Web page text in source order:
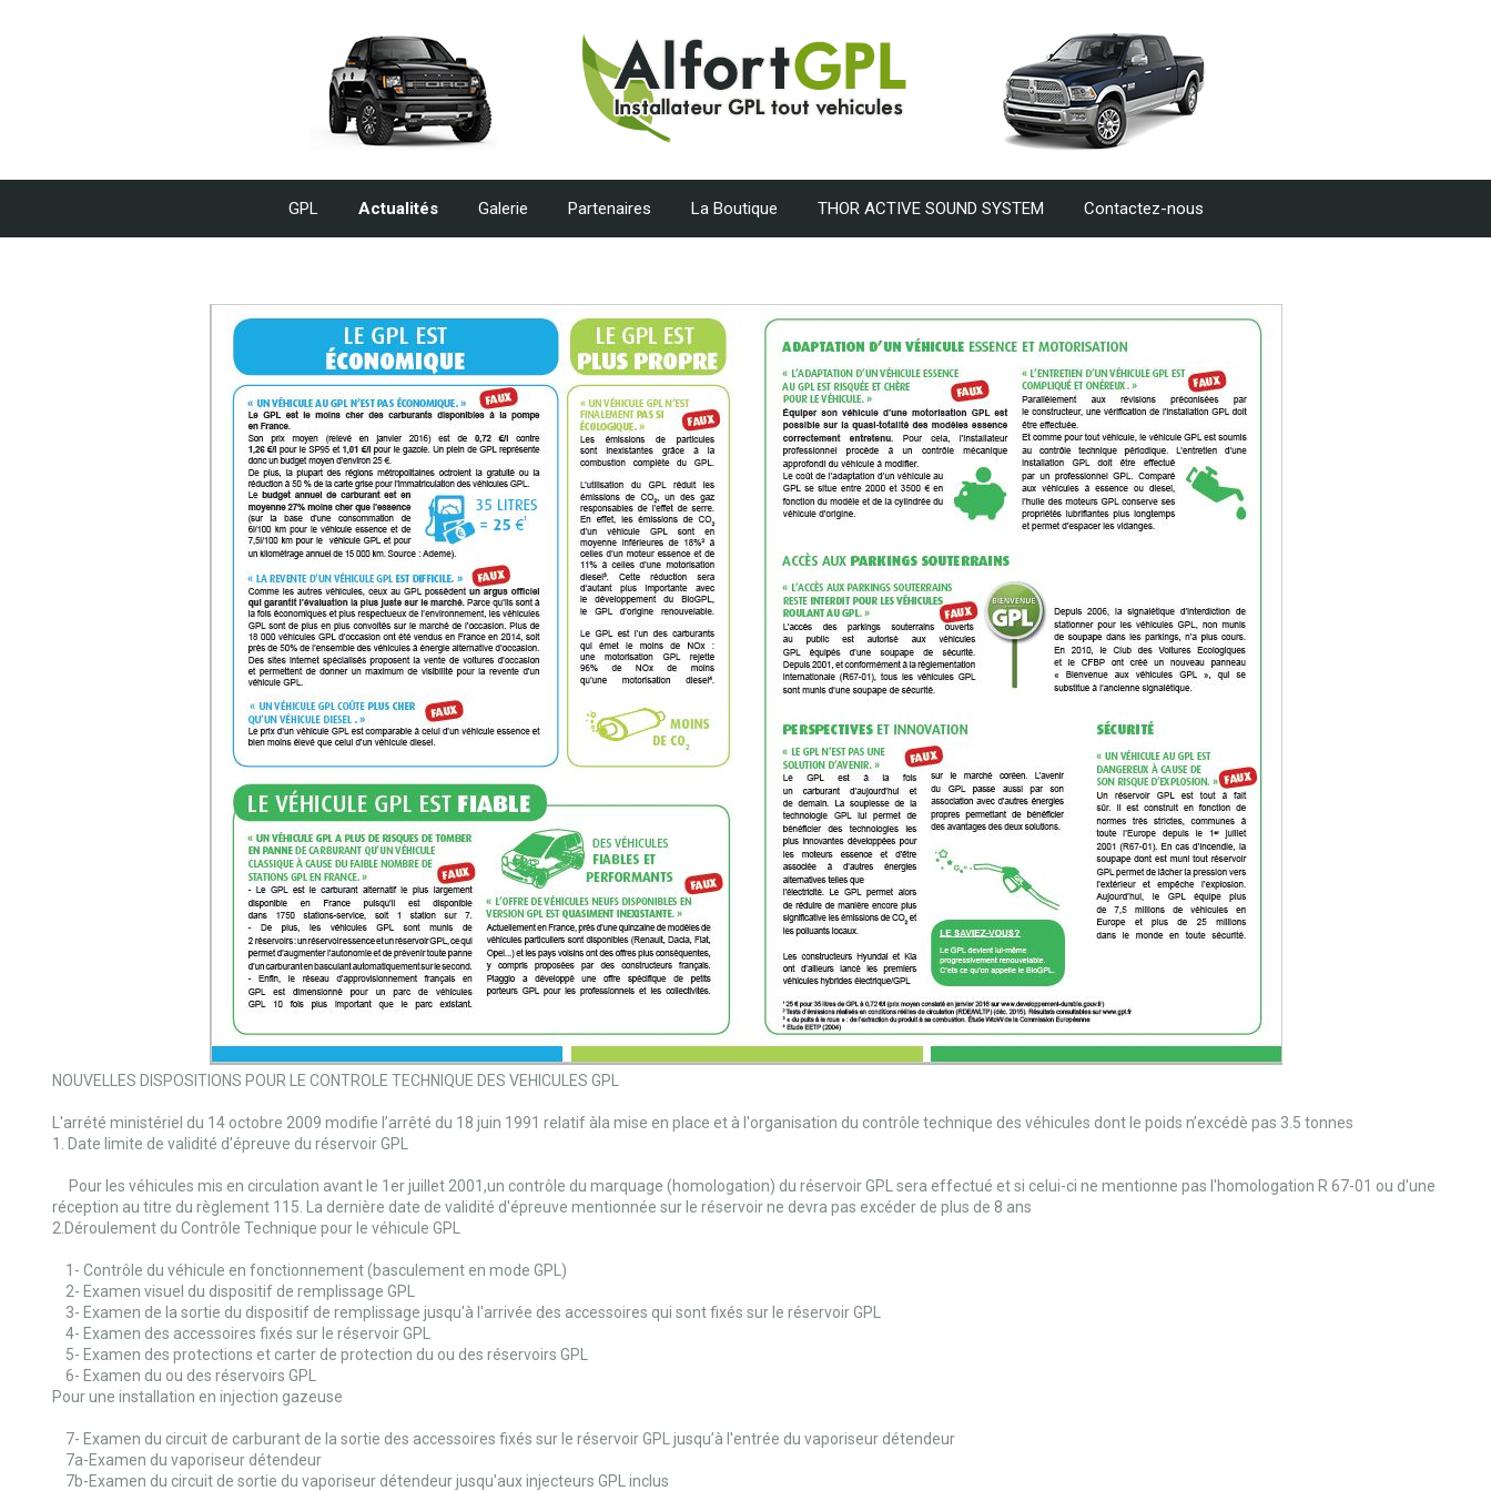
GPL Actualités Galerie Partenaires La Boutique THOR ACTIVE SOUND SYSTEM Contactez-nous
NOUVELLES DISPOSITIONS POUR LE CONTROLE TECHNIQUE DES VEHICULES GPL
L'arrété ministériel du 14 octobre 2009 modifie l’arrêté du 18 juin 1991 relatif àla mise en place et à l'organisation du contrôle technique des véhicules dont le poids n’excédè pas 3.5 tonnes
1. Date limite de validité d'épreuve du réservoir GPL
Pour les véhicules mis en circulation avant le 1er juillet 2001,un contrôle du marquage (homologation) du réservoir GPL sera effectué et si celui-ci ne mentionne pas l'homologation R 67-01 ou d'une
réception au titre du règlement 115. La dernière date de validité d'épreuve mentionnée sur le réservoir ne devra pas excéder de plus de 8 ans
2.Déroulement du Contrôle Technique pour le véhicule GPL
1- Contrôle du véhicule en fonctionnement (basculement en mode GPL)
2- Examen visuel du dispositif de remplissage GPL
3- Examen de la sortie du dispositif de remplissage jusqu'à l'arrivée des accessoires qui sont fixés sur le réservoir GPL
4- Examen des accessoires fixés sur le réservoir GPL
5- Examen des protections et carter de protection du ou des réservoirs GPL
6- Examen du ou des réservoirs GPL
Pour une installation en injection gazeuse
7- Examen du circuit de carburant de la sortie des accessoires fixés sur le réservoir GPL jusqu’à l'entrée du vaporiseur détendeur
7a-Examen du vaporiseur détendeur
7b-Examen du circuit de sortie du vaporiseur détendeur jusqu'aux injecteurs GPL inclus